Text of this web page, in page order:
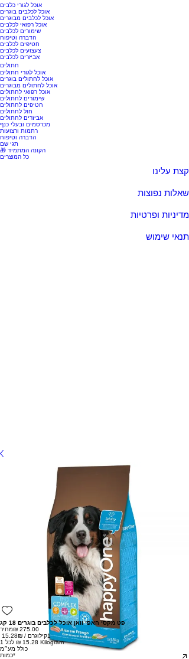
אוכל לגורי כלבים
אוכל לכלבים בוגרים
אוכל לכלבים מבוגרים
אוכל רפואי לכלבים
שימורים לכלבים
הדברה וטיפוח
חטיפים לכלבים
צעצועים לכלבים
אביזרים לכלבים
חתולים
אוכל לגורי חתולים
אוכל לחתולים בוגרים
אוכל לחתולים מבוגרים
אוכל רפואי לחתולים
שימורים לחתולים
חטיפים לחתולים
חול לחתולים
אביזרים לחתולים
מכרסמים ובעלי כנף
רתמות ורצועות
הדברה וטיפוח
תגי שם
🎁 הקונה המתמיד
כל המוצרים
קצת עלינו
שאלות נפוצות
מדיניות ופרטיות
תנאי שימוש
פט מקסי האפי וואן אוכל לכלבים בוגרים 18 קג
מחיר
‏15.28 ‏₪ /
1קילוגרם
‏15.28 ‏₪ לכל 1 Kilogram
כולל מע״מ
כמות*